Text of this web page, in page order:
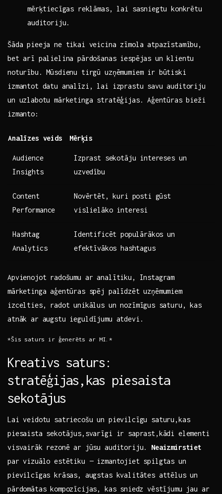
mērķtiecīgas reklāmas, lai sasniegtu konkrētu
auditoriju.
Šāda pieeja ne tikai veicina zīmola atpazīstamību,
bet arī palielina pārdošanas iespējas un klientu
noturību. Mūsdienu tirgū uzņēmumiem ir būtiski
izmantot datu analīzi, lai izprastu savu auditoriju
un uzlabotu mārketinga stratēģijas. ⁢Aģentūras bieži
izmanto:
Analīzes veids Mērķis
Audience
Insights
Izprast sekotāju intereses un
uzvedību
Content
Performance
Novērtēt, kuri posti gūst
vislielāko interesi
Hashtag
Analytics
Identificēt populārākos un
efektīvākos hashtagus
Apvienojot radošumu ar analītiku, Instagram
mārketinga aģentūras spēj palīdzēt uzņēmumiem‍
izcelties, radot unikālus un nozīmīgus⁢ saturu, kas
atnāk ar augstu ieguldījumu atdevi.
*Šis saturs ir ģenerēts ar MI.*
Kreativs saturs:
stratēģijas,kas piesaista
sekotājus
Lai veidotu satriecošu un pievilcīgu saturu,kas
piesaista sekotājus,svarīgi ir saprast,kādi elementi
visvairāk rezonē ar jūsu auditoriju. Neaizmirstiet
par vizuālo estētiku — izmantojiet spilgtas un
pievilcīgas krāsas, augstas kvalitātes ​attēlus un​
pārdomātas kompozīcijas, kas⁤ sniedz vēstījumu jau ar